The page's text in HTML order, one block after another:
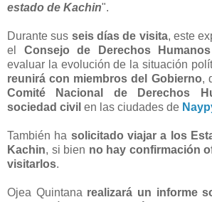
estado de Kachin".
Durante sus seis días de visita, este
el Consejo de Derechos
evaluar la evolución de la situación
reunirá con miembros del Gobierno,
Comité Nacional de Derechos
sociedad civil en las ciudades de
También ha solicitado viajar a los
Kachin, si bien no hay confirmación
visitarlos.
Ojea Quintana realizará un informe